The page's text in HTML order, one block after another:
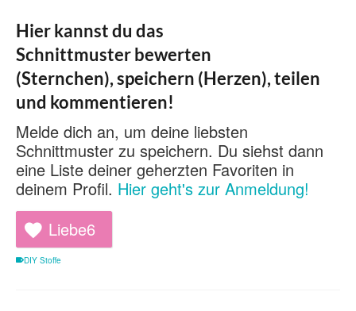
Hier kannst du das
Schnittmuster bewerten
(Sternchen), speichern (Herzen), teilen
und kommentieren!
Melde dich an, um deine liebsten
Schnittmuster zu speichern. Du siehst dann
eine Liste deiner geherzten Favoriten in
deinem Profil. Hier geht's zur Anmeldung!
Liebe6
DIY Stoffe